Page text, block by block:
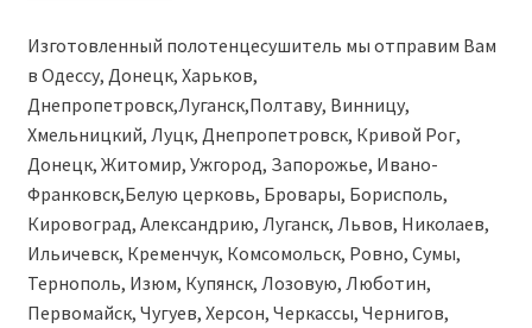
Изготовленный полотенцесушитель мы отправим Вам
в Одессу, Донецк, Харьков,
Днепропетровск,Луганск,Полтаву, Винницу,
Хмельницкий, Луцк, Днепропетровск, Кривой Рог,
Донецк, Житомир, Ужгород, Запорожье, Ивано-
Франковск,Белую церковь, Бровары, Борисполь,
Кировоград, Александрию, Луганск, Львов, Николаев,
Ильичевск, Кременчук, Комсомольск, Ровно, Сумы,
Тернополь, Изюм, Купянск, Лозовую, Люботин,
Первомайск, Чугуев, Херсон, Черкассы, Чернигов,